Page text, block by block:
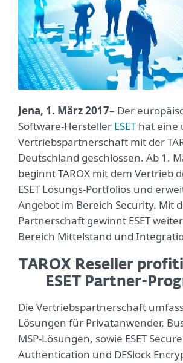
Jena, 1. März 2017– Der
Software-Hersteller ESEThat eine
Vertriebspartnerschaft mit der
Deutschland geschlossen. Ab 1.
beginnt TAROX mit dem Vertrieb
ESET Lösungs-Portfolios und
Angebot im Bereich Security. Mit
Partnerschaft gewinnt ESET
Bereich Mittelstand und
TAROX Reseller
ESET Partner-
Die Vertriebspartnerschaft
Lösungen für Privatanwender,
MSP-Lösungen, sowie ESET Secure
Authentication und DESlock